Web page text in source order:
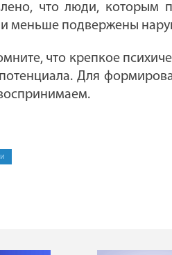
что люди, которым
меньше подвержены
что крепкое
Для